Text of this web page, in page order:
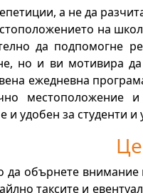
а не да
на
да подпомогне
но и ви мотивира
ежедневна
местоположение и
удобен за студенти и
обърнете
таксите и